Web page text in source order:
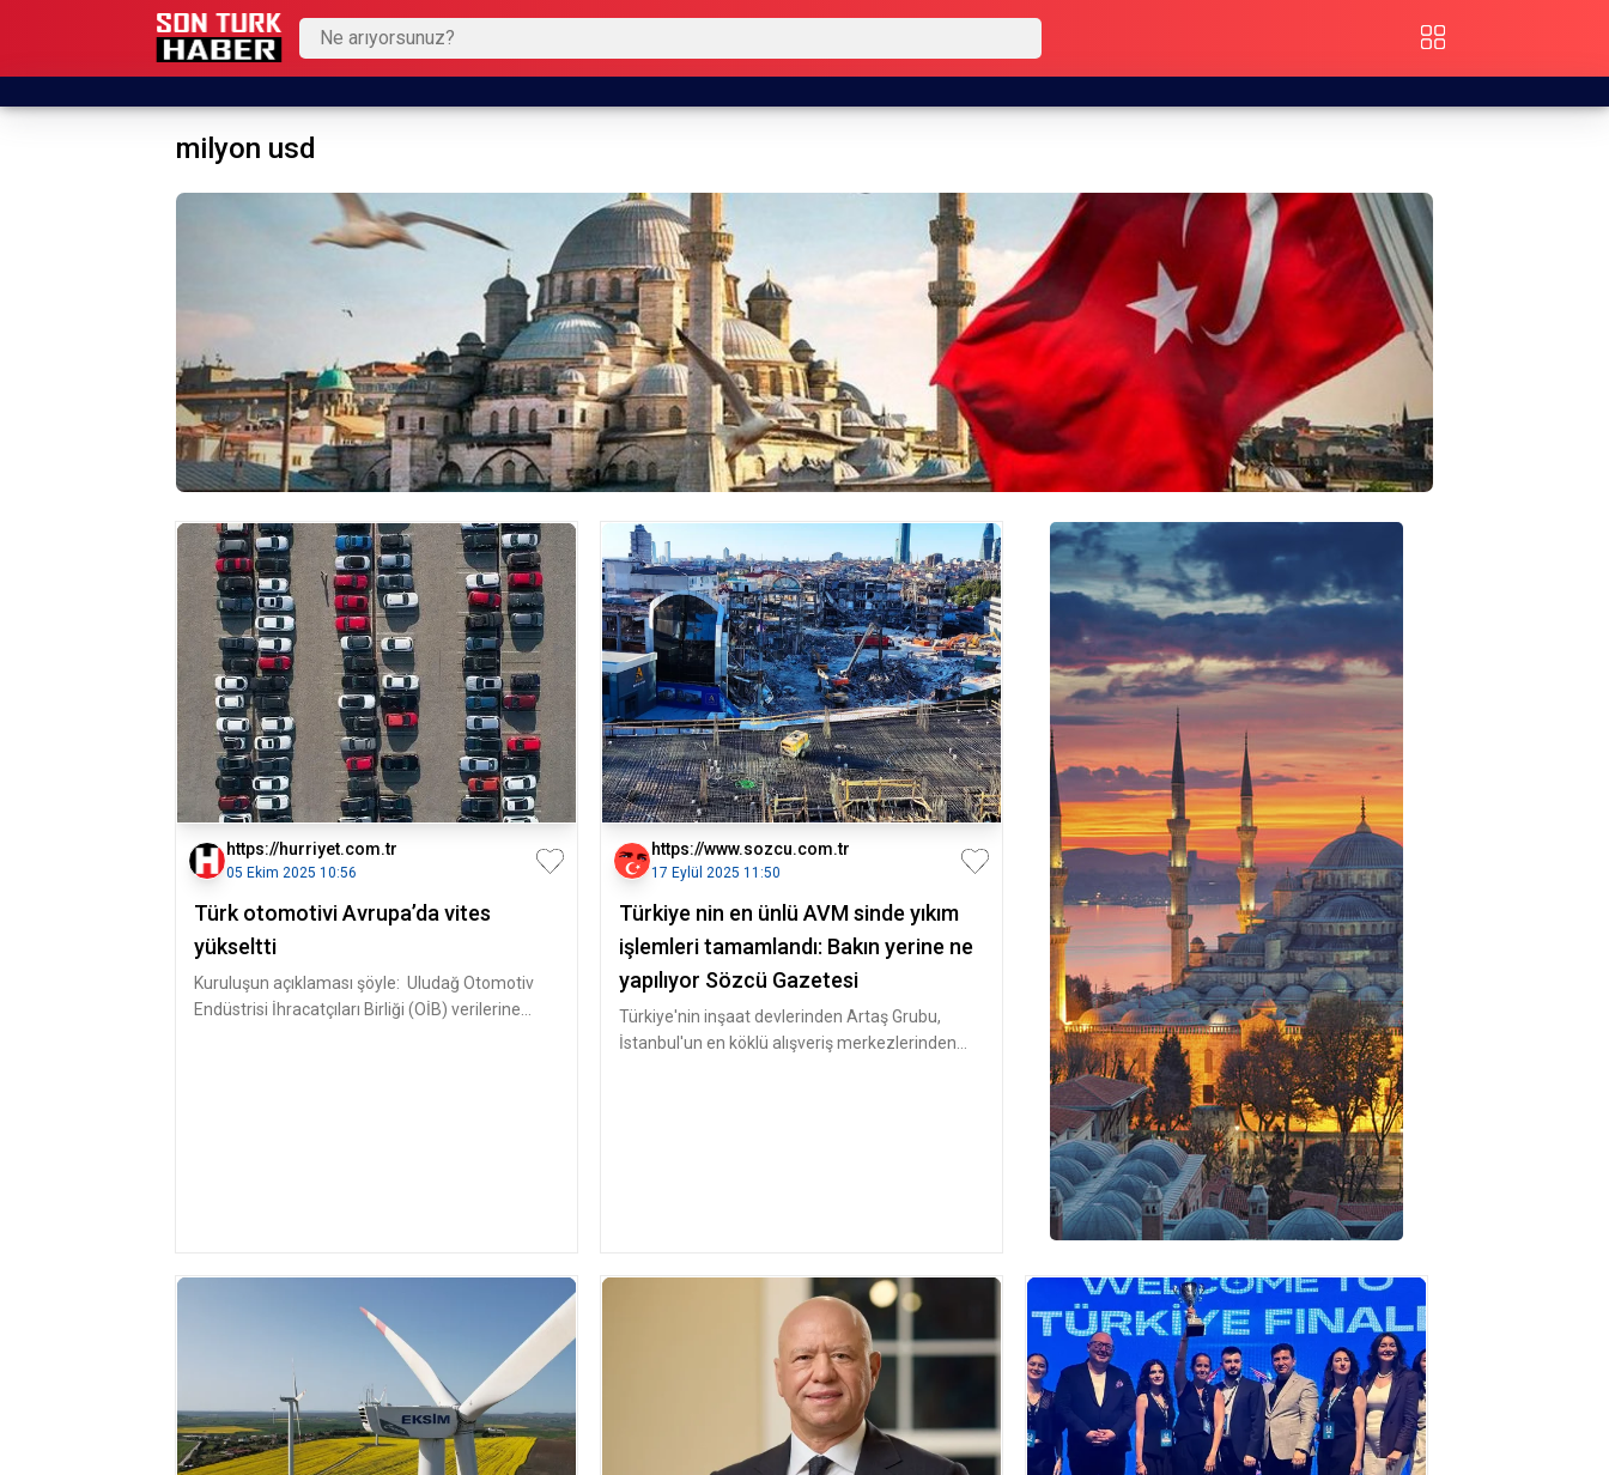
milyon usd
https://hurriyet.com.tr
05 Ekim 2025 10:56
Türk otomotivi Avrupa’da vites
yükseltti
Kuruluşun açıklaması şöyle: Uludağ Otomotiv
Endüstrisi İhracatçıları Birliği (OİB) verilerine
https://www.sozcu.com.tr
17 Eylül 2025 11:50
Türkiye nin en ünlü AVM sinde yıkım
işlemleri tamamlandı: Bakın yerine ne
yapılıyor Sözcü Gazetesi
Türkiye'nin inşaat devlerinden Artaş Grubu,
İstanbul'un en köklü alışveriş merkezlerinden